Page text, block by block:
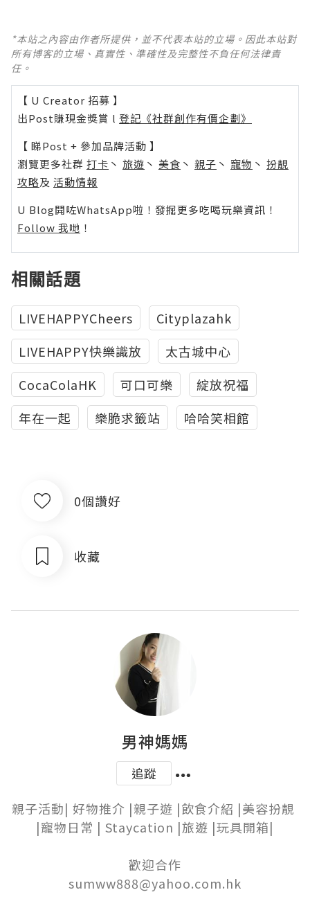
*本站之內容由作者所提供，並不代表本站的立場。因此本站對
所有博客的立場、真實性、準確性及完整性不負任何法律責
任。
【 U Creator 招募 】
出Post賺現金獎賞 l 登記《社群創作有價企劃》
【 睇Post + 參加品牌活動 】
瀏覽更多社群 打卡 丶 旅遊 丶 美食 丶 親子 丶 寵物 丶 扮靚
攻略及 活動情報
U Blog開咗WhatsApp啦！發掘更多吃喝玩樂資訊！
Follow 我哋 ！
相關話題
LIVEHAPPYCheers
Cityplazahk
LIVEHAPPY快樂識放
太古城中心
CocaColaHK
可口可樂
綻放祝福
年在一起
樂脆求籤站 哈哈笑相館
0個讚好
收藏
男神媽媽
追蹤
親子活動| 好物推介 |親子遊 |飲食介紹 |美容扮靚
|寵物日常 | Staycation |旅遊 |玩具開箱|
歡迎合作
sumww888@yahoo.com.hk